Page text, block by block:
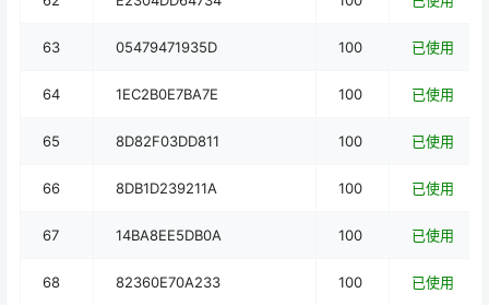
63 05479471935D 100 已使用
64 1EC2B0E7BA7E 100 已使用
65 8D82F03DD811 100 已使用
66 8DB1D239211A 100 已使用
67 14BA8EE5DB0A 100 已使用
68 82360E70A233 100 已使用